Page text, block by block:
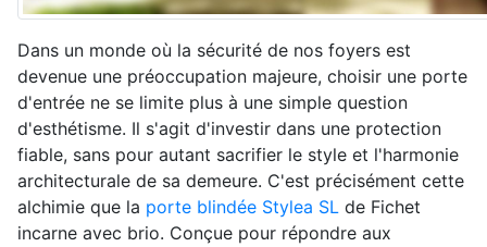
Dans un monde où la sécurité de nos foyers est
devenue une préoccupation majeure, choisir une porte
d'entrée ne se limite plus à une simple question
d'esthétisme. Il s'agit d'investir dans une protection
fiable, sans pour autant sacrifier le style et l'harmonie
architecturale de sa demeure. C'est précisément cette
alchimie que la porte blindée Stylea SL de Fichet
incarne avec brio. Conçue pour répondre aux